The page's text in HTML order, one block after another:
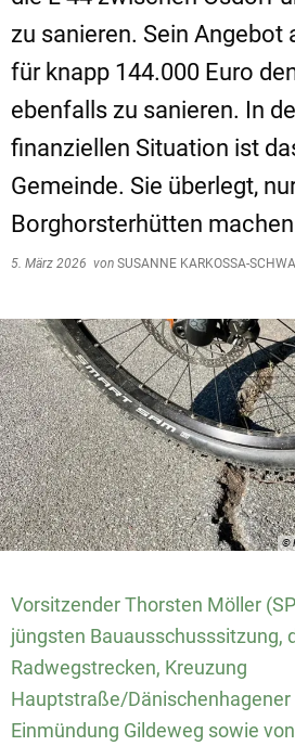
zu sanieren. Sein Angebot
für knapp 144.000 Euro
ebenfalls zu sanieren. In
finanziellen Situation ist
Gemeinde. Sie überlegt,
Borghorsterhütten
5. März 2026 von SUSANNE KARKOSSA-
©
Vorsitzender Thorsten Möller
jüngsten Bauausschusssitzung,
Radwegstrecken, Kreuzung
Hauptstraße/Dänischenhagener
Einmündung Gildeweg sowie